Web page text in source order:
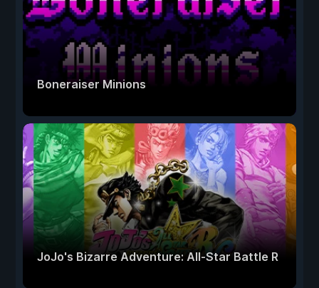
Boneraiser Minions
JoJo's Bizarre Adventure: All-Star Battle R